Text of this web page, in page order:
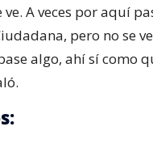
ve. A veces por aquí
pero no se
algo, ahí sí como